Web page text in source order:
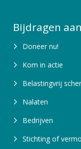
Bijdragen
Doneer nu!
Kom in actie
Belastingvrij
Nalaten
Bedrijven
Stichting of